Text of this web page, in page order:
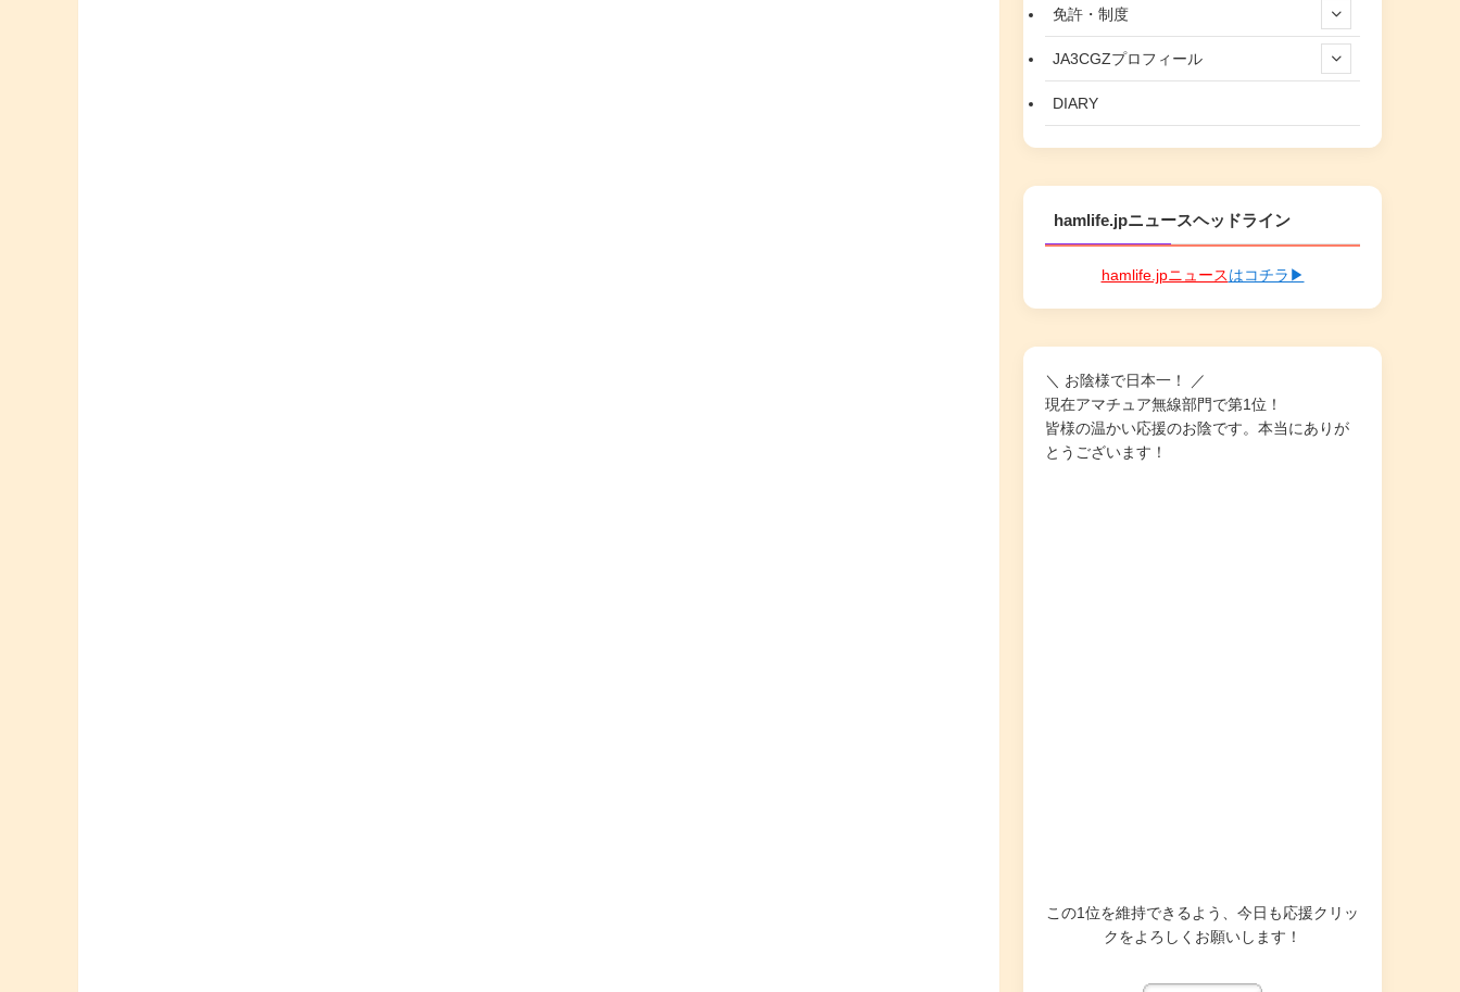
免許・制度
JA3CGZプロフィール
DIARY
hamlife.jpニュースヘッドライン
hamlife.jpニュースはコチラ▶
＼ お陰様で日本一！ ／
現在アマチュア無線部門で第1位！
皆様の温かい応援のお陰です。本当にありが
とうございます！
この1位を維持できるよう、今日も応援クリッ
クをよろしくお願いします！